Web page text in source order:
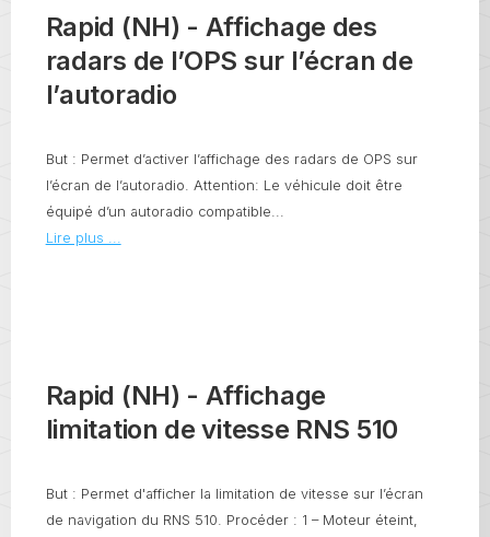
Rapid (NH) - Affichage des
radars de l’OPS sur l’écran de
l’autoradio
But : Permet d’activer l’affichage des radars de OPS sur
l’écran de l’autoradio. Attention: Le véhicule doit être
équipé d’un autoradio compatible...
Lire plus ...
Rapid (NH) - Affichage
limitation de vitesse RNS 510
But : Permet d'afficher la limitation de vitesse sur l’écran
de navigation du RNS 510. Procéder : 1 – Moteur éteint,